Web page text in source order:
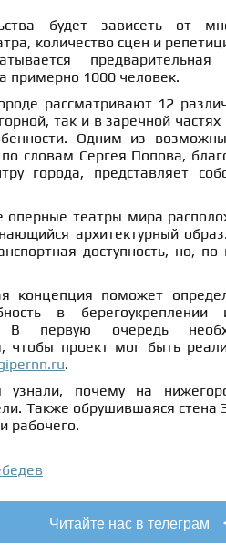
будет зависеть от
количество сцен и
примерно 1000 человек.
рассматривают 12
так и в заречной
Одним из
словам Сергея Попова,
города, представляет
оперные театры мира
архитектурный
доступность, но,
концепция поможет
в
В первую очередь
чтобы проект мог быть
.
узнали, почему на
Также обрушившаяся
рабочего.
Читайте нас в телеграм